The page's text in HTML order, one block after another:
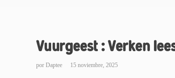
Vuurgeest : Verken
por Daptee 15 noviembre, 2025